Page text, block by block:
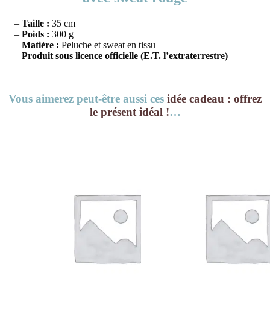
– Taille : 35 cm
– Poids : 300 g
– Matière : Peluche et sweat en tissu
– Produit sous licence officielle (E.T. l’extraterrestre)
Vous aimerez peut-être aussi ces idée cadeau : offrez
le présent idéal !…